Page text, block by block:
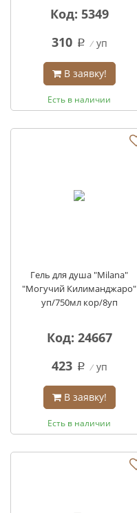
Код: 5349
310 q уп
В заявку!
Есть в наличии
Гель для душа "Milana"
"Могучий Килиманджаро"
уп/750мл кор/8уп
Код: 24667
423 q уп
В заявку!
Есть в наличии